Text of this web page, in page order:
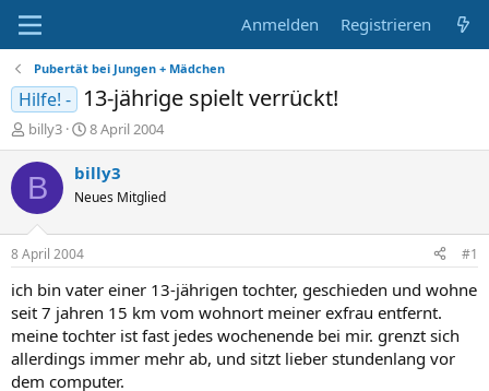
Anmelden Registrieren
Pubertät bei Jungen + Mädchen
Hilfe! - 13-jährige spielt verrückt!
E
r
s
e
r
billy3
E
r
s
e
t
a
8 April 2004
B billy3
Neues Mitglied
8 April 2004 #1
ich bin vater einer 13-jährigen tochter, geschieden und wohne
seit 7 jahren 15 km vom wohnort meiner exfrau entfernt.
meine tochter ist fast jedes wochenende bei mir. grenzt sich
allerdings immer mehr ab, und sitzt lieber stundenlang vor
dem computer.